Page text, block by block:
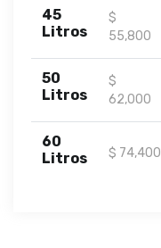
45
Litros
$
55,800
50
Litros
$
62,000
60
Litros
$ 74,400